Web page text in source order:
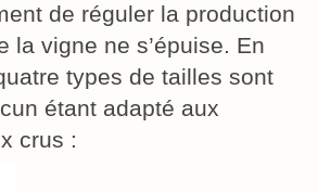
de réguler la production
la vigne ne s’épuise. En
types de tailles sont
étant adapté aux
crus :